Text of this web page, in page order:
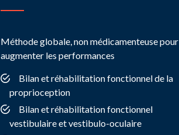
Méthode globale, non médicamenteuse pour
augmenter les performances
Bilan et réhabilitation fonctionnel de la
proprioception
Bilan et réhabilitation fonctionnel
vestibulaire et vestibulo-oculaire